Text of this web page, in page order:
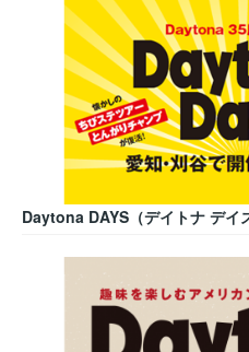
Daytona DAYS（デイトナ デイ